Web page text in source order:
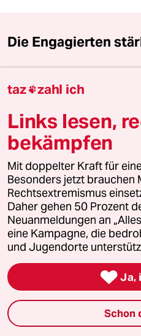
Die Engagierten
Der drohende Erfolg der
Landtagswahlen zeigt,
Kräfte inzwischen
braucht es
und vor allem mit den
für eine starke
kooperiert deshalb mit
Zentrum". Die
linke, selbstverwaltete
solidarischen Fonds für
auf. Eine offene
zugänglichen
zivilgesellschaftliches
auch? Dann machen Sie
unsere Aktion.
taz zahl ich
Links lesen,
bekämpfen
Mit doppelter Kraft für
Besonders jetzt brauchen
Rechtsextremismus
Daher gehen 50 Prozent
Neuanmeldungen an
eine Kampagne, die
und Jugendorte
 Ja,
Schon